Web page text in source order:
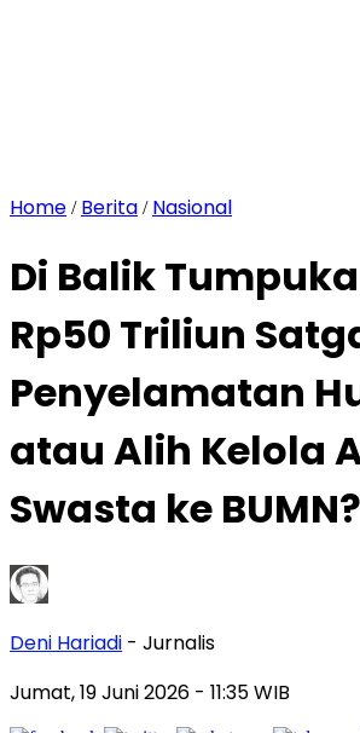
Home / Berita / Nasional
Di Balik
Rp50 Triliun
Penyelamatan
atau Alih Kelola
Swasta ke BUMN?
Deni Hariadi - Jurnalis
Jumat, 19 Juni 2026 - 11:35 WIB